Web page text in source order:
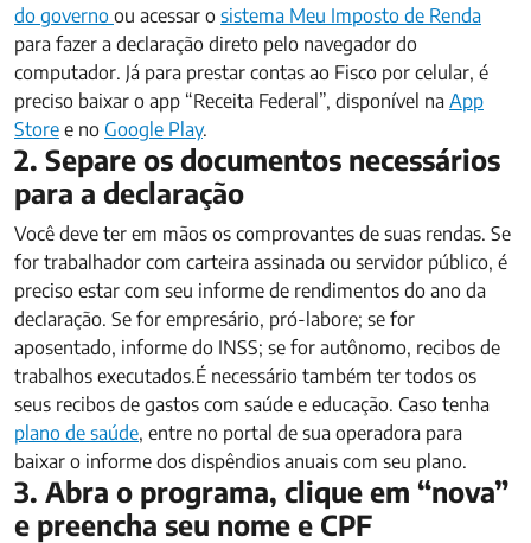
do governo ou acessar o sistema Meu Imposto de Renda
para fazer a declaração direto pelo navegador do
computador. Já para prestar contas ao Fisco por celular, é
preciso baixar o app “Receita Federal”, disponível na App
Store e no Google Play.
2. Separe os documentos necessários
para a declaração
Você deve ter em mãos os comprovantes de suas rendas. Se
for trabalhador com carteira assinada ou servidor público, é
preciso estar com seu informe de rendimentos do ano da
declaração. Se for empresário, pró-labore; se for
aposentado, informe do INSS; se for autônomo, recibos de
trabalhos executados.É necessário também ter todos os
seus recibos de gastos com saúde e educação. Caso tenha
plano de saúde, entre no portal de sua operadora para
baixar o informe dos dispêndios anuais com seu plano.
3. Abra o programa, clique em “nova”
e preencha seu nome e CPF